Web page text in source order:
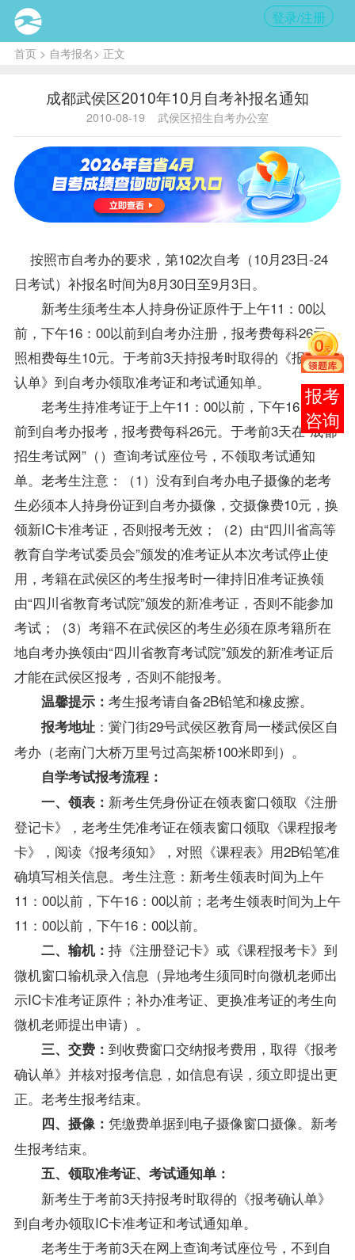
登录/注册
首页> 自考报名> 正文
成都武侯区2010年10月自考补报名通知
2010-08-19 武侯区招生自考办公室
按照市自考办的要求，第102次自考（10月23日-24
日考试）补报名时间为8月30日至9月3日。
新考生须考生本人持身份证原件于上午11：00以
前，下午16：00以前到自考办注册， 报考费每科26元，
照相费每生10元。于考前3天持报考时取得的《报考确
认单》到自考办领取准考证和考试通知单。
老考生持准考证于上午11：00以前，下午16：00以
前到自考办报考，报考费每科26元。于考前3天在“成都
招生考试网”（）查询考试座位号，不领取考试通知
单。老考生注意：（1）没有到自考办电子摄像的老考
生必须本人持身份证到自考办摄像，交摄像费10元，换
领新IC卡准考证，否则报考无效；（2）由“四川省高等
教育自学考试委员会”颁发的准考证从本次考试停止使
用， 考籍在武侯区的考生报考时一律持旧准考证换领
由“四川省教育考试院”颁发的新准考证，否则不能参加
考试；（3）考籍不在武侯区的考生必须在原考籍所在
地自考办换领由“四川省教育考试院”颁发的新准考证后
才能在武侯区报考，否则不能报考。
温馨提示： 考生报考请自备2B铅笔和橡皮擦。
报考地址：黉门街29号武侯区教育局一楼武侯区自
考办（老南门大桥万里号过高架桥100米即到）。
自学考试报考流程：
一、领表： 新考生凭身份证在领表窗口领取《注册
登记卡》，老考生凭准考证在领表窗口领取《课程报考
卡》，阅读《报考须知》，对照《课程表》用2B铅笔准
确填写相关信息。考生注意：新考生领表时间为上午
11：00以前，下午16：00以前；老考生领表时间为上午
11：00以前，下午16：00以前。
二、输机： 持《注册登记卡》或《课程报考卡》到
微机窗口输机录入信息（异地考生须同时向微机老师出
示IC卡准考证原件；补办准考证、更换准考证的考生向
微机老师提出申请）。
三、交费： 到收费窗口交纳报考费用，取得《报考
确认单》并核对报考信息，如信息有误，须立即提出更
正。老考生报考结束。
四、摄像： 凭缴费单据到电子摄像窗口摄像。新考
生报考结束。
五、领取准考证、考试通知单：
新考生于考前3天持报考时取得的《报考确认单》
到自考办领取IC卡准考证和考试通知单。
老考生于考前3天在网上查询考试座位号，不到自
在线
客服